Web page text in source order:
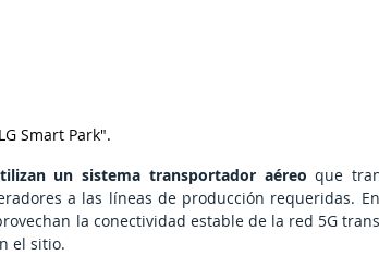
Smart Park".
un sistema transportador aéreo que
la conectividad estable de la red 5G
el sitio.